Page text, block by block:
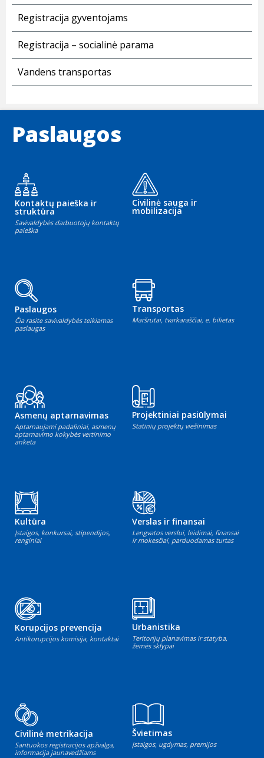
Registracija gyventojams
Registracija – socialinė parama
Vandens transportas
Paslaugos
Kontaktų paieška ir
struktūra
Savivaldybės darbuotojų kontaktų
paieška
Civilinė sauga ir
mobilizacija
Paslaugos
Čia rasite savivaldybės teikiamas
paslaugas
Transportas
Maršrutai, tvarkaraščiai, e. bilietas
Asmenų aptarnavimas
Aptarnaujami padaliniai, asmenų
aptarnavimo kokybės vertinimo
anketa
Projektiniai pasiūlymai
Statinių projektų viešinimas
Kultūra
Įstaigos, konkursai, stipendijos,
renginiai
Verslas ir finansai
Lengvatos verslui, leidimai, finansai
ir mokesčiai, parduodamas turtas
Korupcijos prevencija
Antikorupcijos komisija, kontaktai
Urbanistika
Teritorijų planavimas ir statyba,
žemės sklypai
Civilinė metrikacija
Santuokos registracijos apžvalga,
informacija jaunavedžiams
Švietimas
Įstaigos, ugdymas, premijos